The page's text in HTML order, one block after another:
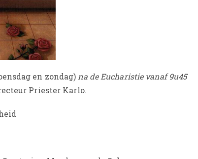
en zondag) na de Eucharistie vanaf 9u45
Priester Karlo.